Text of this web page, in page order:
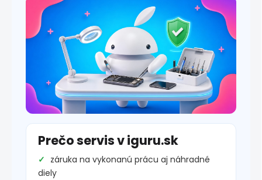
Prečo servis v iguru.sk
záruka na vykonanú prácu aj náhradné
diely